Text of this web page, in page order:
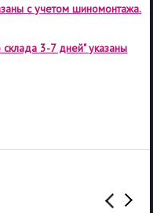
с учетом шиномонтажа.
3-7 дней" указаны